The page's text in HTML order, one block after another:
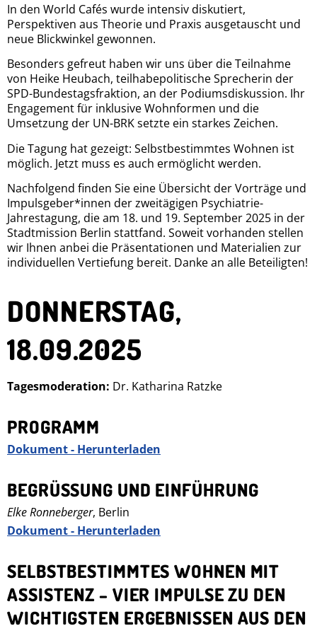
In den World Cafés wurde intensiv diskutiert,
Perspektiven aus Theorie und Praxis ausgetauscht und
neue Blickwinkel gewonnen.
Besonders gefreut haben wir uns über die Teilnahme
von Heike Heubach, teilhabepolitische Sprecherin der
SPD-Bundestagsfraktion, an der Podiumsdiskussion. Ihr
Engagement für inklusive Wohnformen und die
Umsetzung der UN-BRK setzte ein starkes Zeichen.
Die Tagung hat gezeigt: Selbstbestimmtes Wohnen ist
möglich. Jetzt muss es auch ermöglicht werden.
Nachfolgend finden Sie eine Übersicht der Vorträge und
Impulsgeber*innen der zweitägigen Psychiatrie-
Jahrestagung, die am 18. und 19. September 2025 in der
Stadtmission Berlin stattfand. Soweit vorhanden stellen
wir Ihnen anbei die Präsentationen und Materialien zur
individuellen Vertiefung bereit. Danke an alle Beteiligten!
DONNERSTAG,
18.09.2025
Tagesmoderation: Dr. Katharina Ratzke
PROGRAMM
Dokument - Herunterladen
BEGRÜSSUNG UND EINFÜHRUNG
Elke Ronneberger, Berlin
Dokument - Herunterladen
SELBSTBESTIMMTES WOHNEN MIT
ASSISTENZ – VIER IMPULSE ZU DEN
WICHTIGSTEN ERGEBNISSEN AUS DEN